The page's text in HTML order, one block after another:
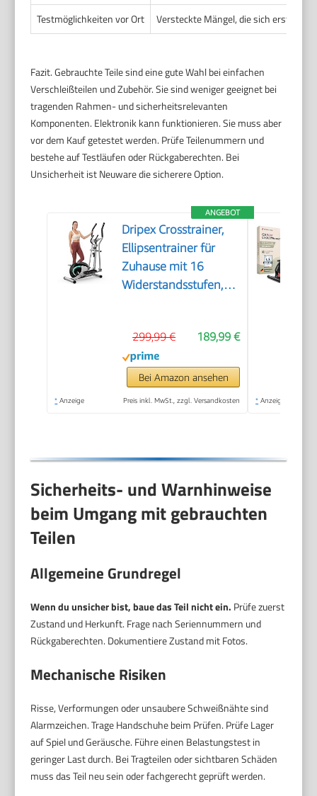
Testmöglichkeiten vor Ort
Versteckte Mängel, die sich erst
Fazit. Gebrauchte Teile sind eine gute Wahl bei einfachen
Verschleißteilen und Zubehör. Sie sind weniger geeignet bei
tragenden Rahmen- und sicherheitsrelevanten
Komponenten. Elektronik kann funktionieren. Sie muss aber
vor dem Kauf getestet werden. Prüfe Teilenummern und
bestehe auf Testläufen oder Rückgaberechten. Bei
Unsicherheit ist Neuware die sicherere Option.
ANGEBOT
Dripex Crosstrainer,
Ellipsentrainer für
Zuhause mit 16
Widerstandsstufen,
Crosstrainer mit 6 kg
Schwungrad, LCD-
Monitor und
Pulsmessung
189,99 €
299,99 €
Bei Amazon ansehen
* Anzeige Preis inkl. MwSt., zzgl. Versandkosten * Anzeige
Sicherheits- und Warnhinweise
beim Umgang mit gebrauchten
Teilen
Allgemeine Grundregel
Wenn du unsicher bist, baue das Teil nicht ein. Prüfe zuerst
Zustand und Herkunft. Frage nach Seriennummern und
Rückgaberechten. Dokumentiere Zustand mit Fotos.
Mechanische Risiken
Risse, Verformungen oder unsaubere Schweißnähte sind
Alarmzeichen. Trage Handschuhe beim Prüfen. Prüfe Lager
auf Spiel und Geräusche. Führe einen Belastungstest in
geringer Last durch. Bei Tragteilen oder sichtbaren Schäden
muss das Teil neu sein oder fachgerecht geprüft werden.